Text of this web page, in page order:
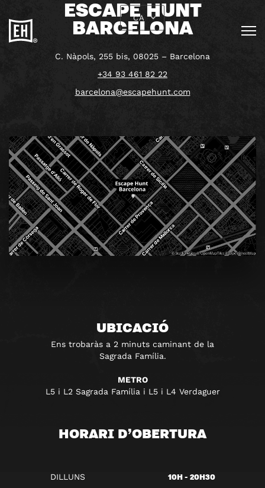
CA
ESCAPE HUNT
BARCELONA
C. Nàpols, 255 bis, 08025 – Barcelona
+34 93 461 82 22
barcelona@escapehunt.com
UBICACIÓ
Ens trobaràs a 2 minuts caminant de la
Sagrada Família.
METRO
L5 i L2 Sagrada Família i L5 i L4 Verdaguer
HORARI D’OBERTURA
DILLUNS 10H - 20H30